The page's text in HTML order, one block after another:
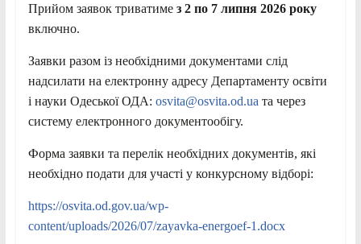
Прийом заявок триватиме з 2 по 7 липня 2026 року
включно.
Заявки разом із необхідними документами слід
надсилати на електронну адресу Департаменту освіти
і науки Одеської ОДА: osvita@osvita.od.ua та через
систему електронного документообігу.
Форма заявки та перелік необхідних документів, які
необхідно подати для участі у конкурсному відборі:
https://osvita.od.gov.ua/wp-
content/uploads/2026/07/zayavka-energoef-1.docx